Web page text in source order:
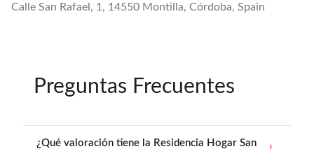
Calle San Rafael, 1, 14550 Montilla, Córdoba, Spain
Preguntas Frecuentes
¿Qué valoración tiene la Residencia Hogar San